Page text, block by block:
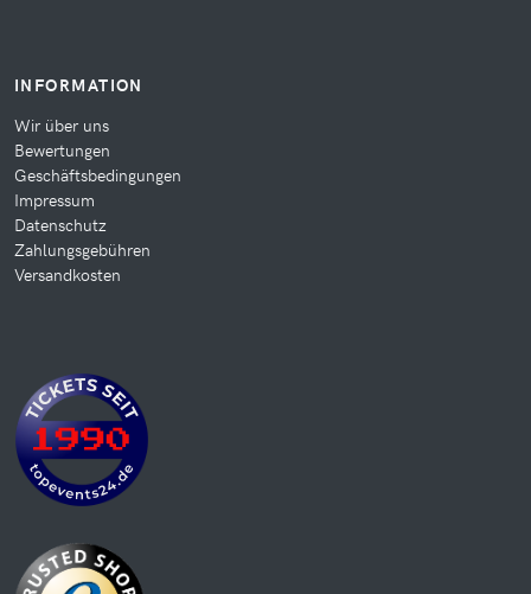
INFORMATION
Wir über uns
Bewertungen
Geschäftsbedingungen
Impressum
Datenschutz
Zahlungsgebühren
Versandkosten